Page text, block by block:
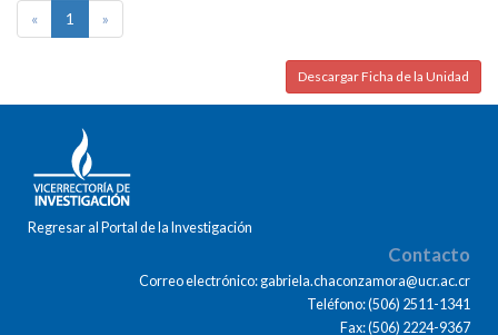
« 1 »
Descargar Ficha de la Unidad
Regresar al Portal de la Investigación
Contacto
Correo electrónico: gabriela.chaconzamora@ucr.ac.cr
Teléfono: (506) 2511-1341
Fax: (506) 2224-9367